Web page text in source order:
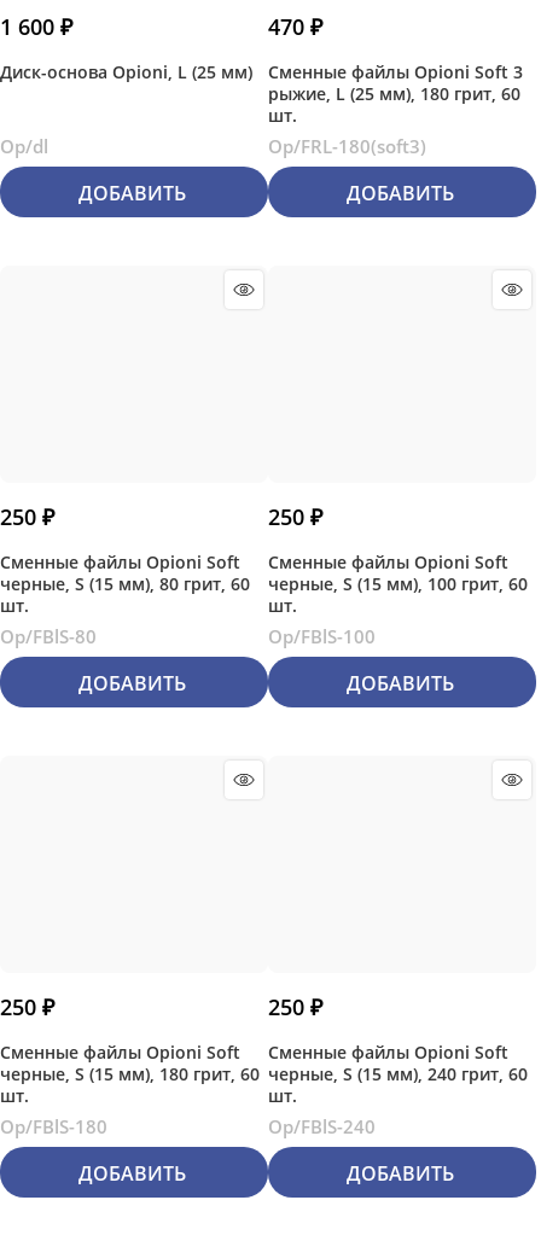
1 600 ₽
Диск-основа Opioni, L (25 мм)
Op/dl
ДОБАВИТЬ
470 ₽
Сменные файлы Opioni Soft 3
рыжие, L (25 мм), 180 грит, 60
шт.
Op/FRL-180(soft3)
ДОБАВИТЬ
250 ₽
Сменные файлы Opioni Soft
черные, S (15 мм), 80 грит, 60
шт.
Op/FBlS-80
ДОБАВИТЬ
250 ₽
Сменные файлы Opioni Soft
черные, S (15 мм), 100 грит, 60
шт.
Op/FBlS-100
ДОБАВИТЬ
250 ₽
Сменные файлы Opioni Soft
черные, S (15 мм), 180 грит, 60
шт.
Op/FBlS-180
ДОБАВИТЬ
250 ₽
Сменные файлы Opioni Soft
черные, S (15 мм), 240 грит, 60
шт.
Op/FBlS-240
ДОБАВИТЬ